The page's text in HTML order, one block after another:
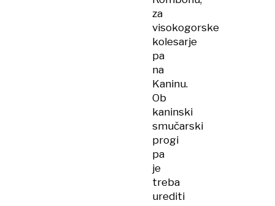
za
visokogorske
kolesarje
pa
na
Kaninu.
Ob
kaninski
smučarski
progi
pa
je
treba
urediti